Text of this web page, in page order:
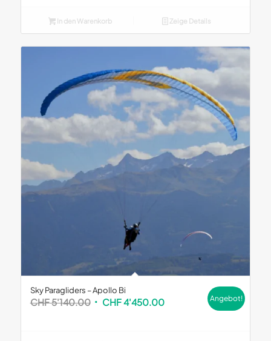
In den Warenkorb Zeige Details
Sky Paragliders – Apollo Bi
CHF5'140.00 Ursprünglicher
CHF4'450.00Aktueller
Angebot!